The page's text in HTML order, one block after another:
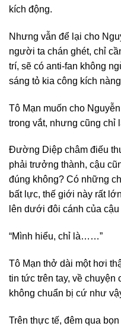
kích động.
Nhưng vẫn để lại cho
người ta chán ghét, chỉ
trí, sẽ có anti-fan không
sáng tỏ kia công kích
Tô Mạn muốn cho
trong vắt, nhưng cũng chỉ
Đường Diệp châm điếu
phải trưởng thành, cậu
đúng không? Có những
bất lực, thế giới này rất
lên dưới đôi cánh của
“Mình hiểu, chỉ là……”
Tô Mạn thở dài một hơi
tin tức trên tay, về chuyện
không chuẩn bị cứ như
Trên thực tế, đêm qua